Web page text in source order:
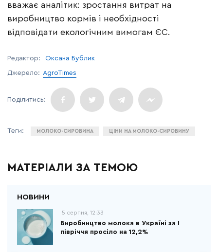
вважає аналітик: зростання витрат на
виробництво кормів і необхідності
відповідати екологічним вимогам ЄС.
Редактор: Оксана Бублик
Джерело: AgroTimes
МОЛОКО-СИРОВИНА ЦІНИ НА МОЛОКО-СИРОВИНУ
МАТЕРІАЛИ ЗА ТЕМОЮ
5 серпня, 12:33
Виробництво молока в Україні за І
півріччя просіло на 12,2%